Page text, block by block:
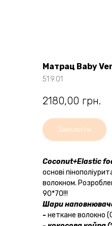
Матрац Baby
51.9.01
2180,00 грн.
Замовити
Coconut+Elastic
основі
волокном.
90*70!!!
Шари
- неткане волокно